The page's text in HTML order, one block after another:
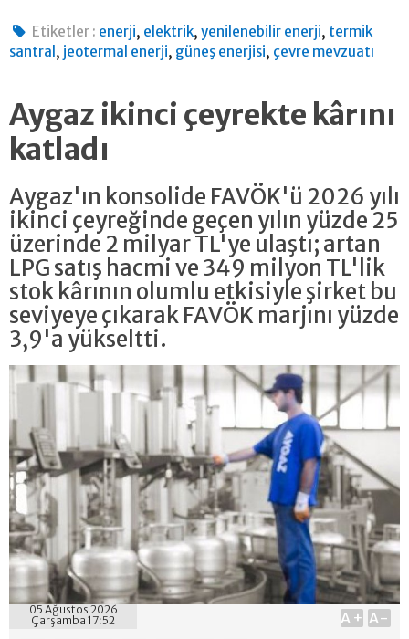
Etiketler : enerji, elektrik,yenilenebilir enerji, termik
santral , jeotermal enerji, güneş enerjisi, çevre mevzuatı
Aygaz ikinci çeyrekte kârını
katladı
Aygaz'ın konsolide FAVÖK'ü 2026 yılı
ikinci çeyreğinde geçen yılın yüzde 25
üzerinde 2 milyar TL'ye ulaştı; artan
LPG satış hacmi ve 349 milyon TL'lik
stok kârının olumlu etkisiyle şirket bu
seviyeye çıkarak FAVÖK marjını yüzde
3,9'a yükseltti.
05 Ağustos 2026
Çarşamba 17:52
A+ A-